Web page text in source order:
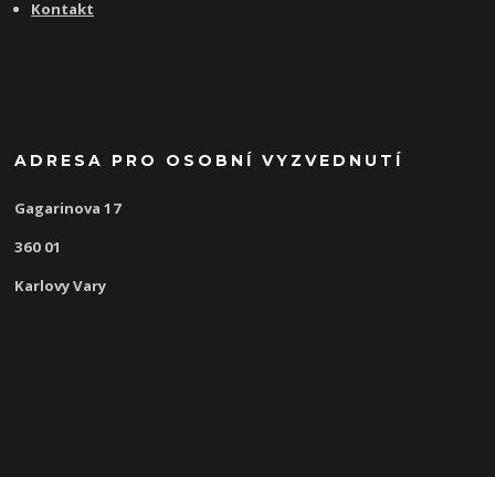
Kontakt
ADRESA PRO OSOBNÍ VYZVEDNUTÍ
Gagarinova 17
360 01
Karlovy Vary